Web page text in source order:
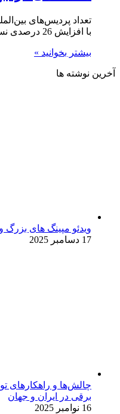
با افزایش 26 درصدی نسبت به سال 2010 مواجه بوده…
بیشتر بخوانید »
آخرین نوشته ها
ویدئو مپینگ های بزرگ
17 دسامبر 2025
چالش‌ها و راهکارهای
برقی در ایران و جهان
16 نوامبر 2025